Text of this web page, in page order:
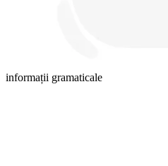
informații gramaticale